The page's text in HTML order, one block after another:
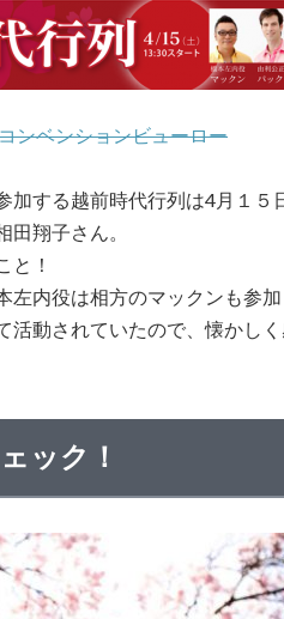
ンベンションビューロー
する越前時代行列は4月１５
翔子さん。
と！
内役は相方のマックンも参加
活動されていたので、懐かし
ック！